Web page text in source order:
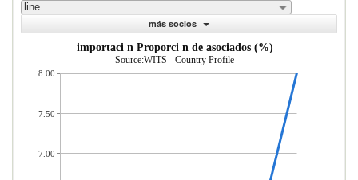
line
más socios
importaci n Proporci n de asociados (%)
Source:WITS - Country Profile
8.00
7.50
7.00